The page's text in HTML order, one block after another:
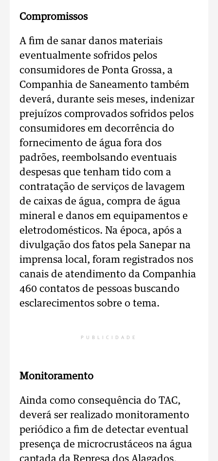
Compromissos
A fim de sanar danos materiais
eventualmente sofridos pelos
consumidores de Ponta Grossa, a
Companhia de Saneamento também
deverá, durante seis meses, indenizar
prejuízos comprovados sofridos pelos
consumidores em decorrência do
fornecimento de água fora dos
padrões, reembolsando eventuais
despesas que tenham tido com a
contratação de serviços de lavagem
de caixas de água, compra de água
mineral e danos em equipamentos e
eletrodomésticos. Na época, após a
divulgação dos fatos pela Sanepar na
imprensa local, foram registrados nos
canais de atendimento da Companhia
460 contatos de pessoas buscando
esclarecimentos sobre o tema.
PUBLICIDADE
Monitoramento
Ainda como consequência do TAC,
deverá ser realizado monitoramento
periódico a fim de detectar eventual
presença de microcrustáceos na água
captada da Represa dos Alagados,